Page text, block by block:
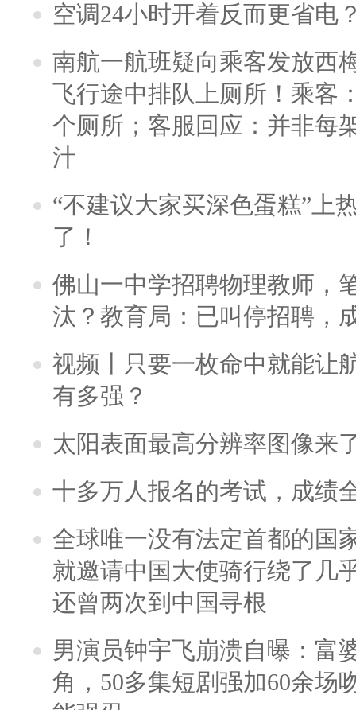
空调24小时开着反而更省电
南航一航班疑向乘客发放西
飞行途中排队上厕所！乘客
个厕所；客服回应：并非每
汁
“不建议大家买深色蛋糕”上
了！
佛山一中学招聘物理教师，
汰？教育局：已叫停招聘，
视频丨只要一枚命中就能让
有多强？
太阳表面最高分辨率图像来
十多万人报名的考试，成绩
全球唯一没有法定首都的国
就邀请中国大使骑行绕了几
还曾两次到中国寻根
男演员钟宇飞崩溃自曝：富
角，50多集短剧强加60余场